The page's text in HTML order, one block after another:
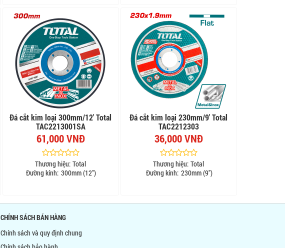
Đá cắt kim loại 300mm/12' Total
TAC2213001SA
61,000 VNĐ
Thương hiệu: Total
Đường kính: 300mm (12")
Đá cắt kim loại 230mm/9' Total
TAC2212303
36,000 VNĐ
Thương hiệu: Total
Đường kính: 230mm (9")
CHÍNH SÁCH BÁN HÀNG
Chính sách và quy định chung